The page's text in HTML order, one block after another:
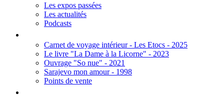
Les expos passées
Les actualités
Podcasts
Carnet de voyage intérieur - Les Etocs - 2025
Le livre "La Dame à la Licorne" - 2023
Ouvrage "So nue" - 2021
Sarajevo mon amour - 1998
Points de vente